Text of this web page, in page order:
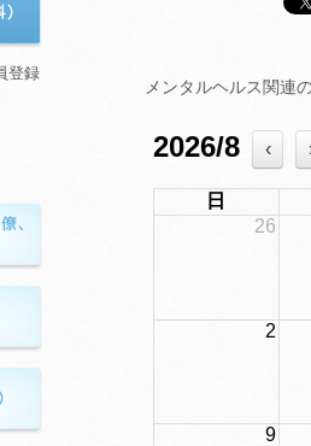
メンタルヘルス関連
2026/8 ‹
日
26
2
9